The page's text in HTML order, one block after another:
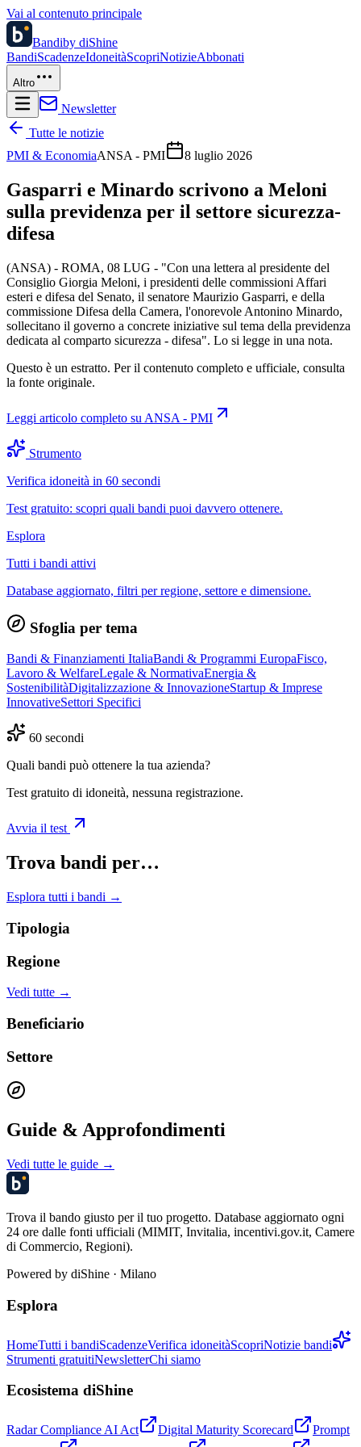
Vai al contenuto principale
Bandiby diShine
BandiScadenzeIdoneitàScopriNotizieAbbonati
Altro
Newsletter
Tutte le notizie
PMI & EconomiaANSA - PMI 8 luglio 2026
Gasparri e Minardo scrivono a Meloni
sulla previdenza per il settore sicurezza-
difesa
(ANSA) - ROMA, 08 LUG - "Con una lettera al presidente del
Consiglio Giorgia Meloni, i presidenti delle commissioni Affari
esteri e difesa del Senato, il senatore Maurizio Gasparri, e della
commissione Difesa della Camera, l'onorevole Antonino Minardo,
sollecitano il governo a concrete iniziative sul tema della previdenza
dedicata al comparto sicurezza - difesa". Lo si legge in una nota.
Questo è un estratto. Per il contenuto completo e ufficiale, consulta
la fonte originale.
Leggi articolo completo su ANSA - PMI
Strumento
Verifica idoneità in 60 secondi
Test gratuito: scopri quali bandi puoi davvero ottenere.
Esplora
Tutti i bandi attivi
Database aggiornato, filtri per regione, settore e dimensione.
Sfoglia per tema
Bandi & Finanziamenti ItaliaBandi & Programmi EuropaFisco,
Lavoro & WelfareLegale & NormativaEnergia &
SostenibilitàDigitalizzazione & InnovazioneStartup & Imprese
InnovativeSettori Specifici
60 secondi
Quali bandi può ottenere la tua azienda?
Test gratuito di idoneità, nessuna registrazione.
Avvia il test
Trova bandi per…
Esplora tutti i bandi →
Tipologia
Regione
Vedi tutte →
Beneficiario
Settore
Guide & Approfondimenti
Vedi tutte le guide →
Trova il bando giusto per il tuo progetto. Database aggiornato ogni
24 ore dalle fonti ufficiali (MIMIT, Invitalia, incentivi.gov.it, Camere
di Commercio, Regioni).
Powered by diShine · Milano
Esplora
HomeTutti i bandiScadenzeVerifica idoneitàScopriNotizie bandi
Strumenti gratuitiNewsletterChi siamo
Ecosistema diShine
Radar Compliance AI Act Digital Maturity Scorecard
Prompt